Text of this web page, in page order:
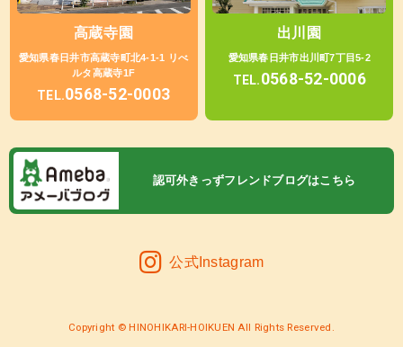
高蔵寺園
愛知県春日井市高蔵寺町北4-1-1 リべ
ルタ高蔵寺1F
TEL.0568-52-0003
出川園
愛知県春日井市出川町7丁目5-2
TEL.0568-52-0006
認可外きっずフレンドブログはこちら
公式Instagram
Copyright © HINOHIKARI-HOIKUEN All Rights Reserved.